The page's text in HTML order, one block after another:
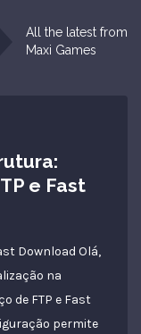
All the latest from
Maxi Games
e Fast
Download Olá,
na
de FTP e Fast
permite